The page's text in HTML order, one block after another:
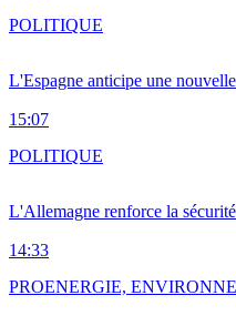
L'Espagne anticipe une
15:07
POLITIQUE
L'Allemagne renforce la
14:33
POLITIQUE
PROENERGIE,